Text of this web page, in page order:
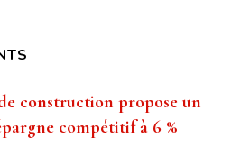
construction propose un
compétitif à 6 %